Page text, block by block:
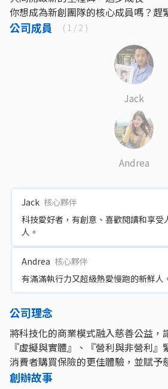
你想成為新創團隊的核心成員嗎？趕
公司成員 ( 1 / 2 )
Jack
Andrea
Jack 核心夥伴
科技愛好者，有創意、喜歡閱讀和享受
人。
Andrea 核心夥伴
有滿滿執行力又超級熱愛慢跑的新鮮人
公司理念
將科技化的商業模式融入慈善公益，
『虛擬與實體』、『營利與非營利
消費者購買保險的更佳體驗，並賦予
創辦故事